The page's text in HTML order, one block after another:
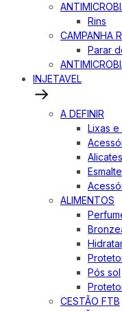
Rins
CAMPANHA
Parar
INJETAVEL
A DEFINIR
Lixas e
ALIMENTOS
Pós sol
CESTÃO FTB